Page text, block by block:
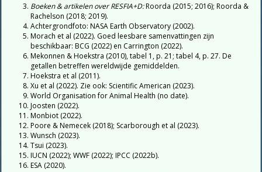
Boeken & artikelen over RESFIA+D:Roorda (2015; 2016); Roorda &
Rachelson (2018; 2019).
Achtergrondfoto: NASA Earth Observatory (2002).
Morach et al (2022). Goed leesbare samenvattingen zijn
beschikbaar: BCG (2022) en Carrington (2022).
Mekonnen & Hoekstra (2010), tabel 1, p. 21; tabel 4, p. 27. De
getallen betreffen wereldwijde gemiddelden.
Hoekstra et al (2011).
Xu et al (2022). Zie ook: Scientific American (2023).
World Organisation for Animal Health (no date).
Joosten (2022).
Monbiot (2022).
Poore & Nemecek (2018); Scarborough et al (2023).
Wunsch (2023).
Tsui (2023).
IUCN (2022); WWF (2022); IPCC (2022b).
ESA (2020).